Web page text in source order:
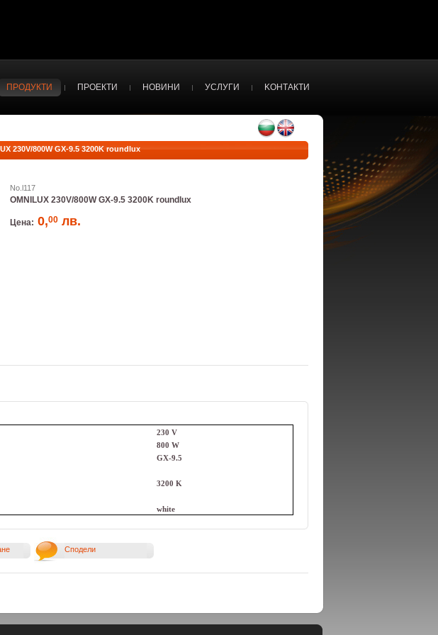
ПРОДУКТИ ПРОЕКТИ НОВИНИ УСЛУГИ KОНТАКТИ
230V/800W GX-9.5 3200K roundlux
No.l117
OMNILUX 230V/800W GX-9.5 3200K roundlux
Цена: 0,00 лв.
230 V
800 W
GX-9.5
3200 K
white
Сподели